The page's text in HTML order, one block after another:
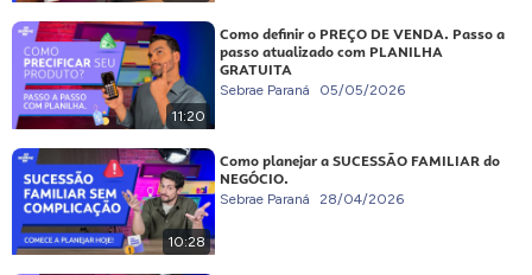
11:20
Como definir o PREÇO DE VENDA. Passo a
passo atualizado com PLANILHA
GRATUITA
Sebrae Paraná 05/05/2026
10:28
Como planejar a SUCESSÃO FAMILIAR do
NEGÓCIO.
Sebrae Paraná 28/04/2026